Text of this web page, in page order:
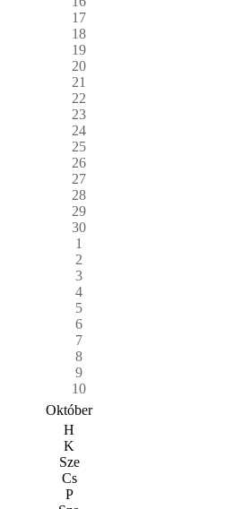
17
18
19
20
21
22
23
24
25
26
27
28
29
30
1
2
3
4
5
6
7
8
9
10
Október
H
K
Sze
Cs
P